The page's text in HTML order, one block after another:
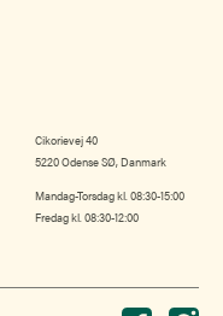
Cikorievej 40
5220 Odense SØ, Danmark
Mandag-Torsdag kl. 08:30-15:00
Fredag kl. 08:30-12:00